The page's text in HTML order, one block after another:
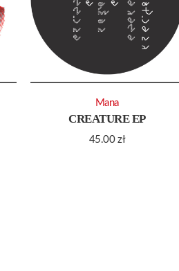
CREATURE EP
45.00zł
Mana